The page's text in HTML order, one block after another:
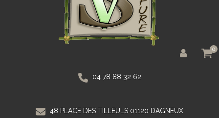
0
04 78 88 32 62
48 PLACE DES TILLEULS 01120 DAGNEUX